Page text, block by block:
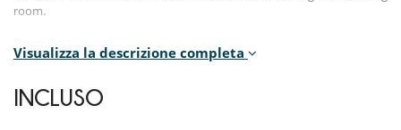
room.
Room, Ground level. This bedroom has 1 double bed 160 cm.
includes also air conditioning, dressing room.
Visualizza la descrizione completa
INCLUSO